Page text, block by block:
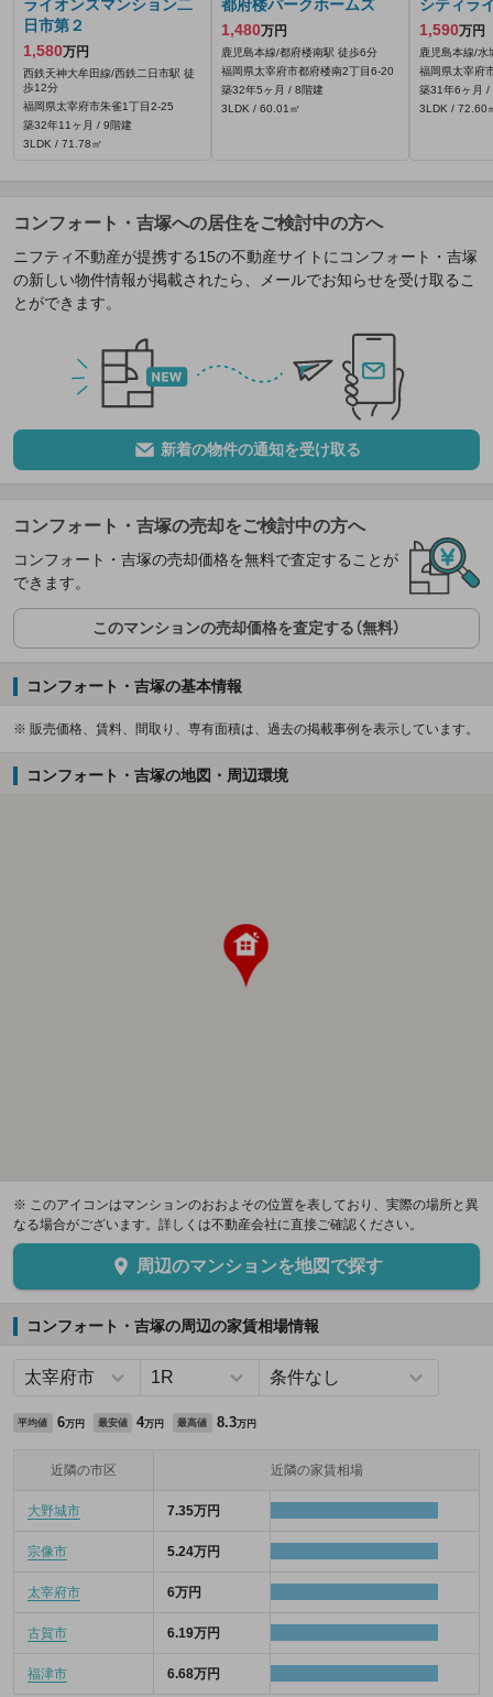
ライオンズマンション二
日市第２
1,580万円
西鉄天神大牟田線/西鉄二日市駅 徒
歩12分
福岡県太宰府市朱雀1丁目2-25
築32年11ヶ月 / 9階建
3LDK / 71.78㎡
都府楼パークホームズ
1,480万円
鹿児島本線/都府楼南駅 徒歩6分
福岡県太宰府市都府楼南2丁目6-20
築32年5ヶ月 / 8階建
3LDK / 60.01㎡
シティラ
1,590万円
鹿児島本線/水
福岡県太宰府
築31年6ヶ月 /
3LDK / 72.60
コンフォート・吉塚への居住をご検討中の方へ
ニフティ不動産が提携する15の不動産サイトにコンフォート・吉塚
の新しい物件情報が掲載されたら、メールでお知らせを受け取るこ
とができます。
新着の物件の通知を受け取る
コンフォート・吉塚の売却をご検討中の方へ
コンフォート・吉塚の売却価格を無料で査定することが
できます。
このマンションの売却価格を査定する（無料）
コンフォート・吉塚の基本情報
※ 販売価格、賃料、間取り、専有面積は、過去の掲載事例を表示しています。
コンフォート・吉塚の地図・周辺環境
※ このアイコンはマンションのおおよその位置を表しており、実際の場所と異
なる場合がございます。詳しくは不動産会社に直接ご確認ください。
周辺のマンションを地図で探す
コンフォート・吉塚の周辺の家賃相場情報
平均値 6万円 最安値 4万円 最高値 8.3万円
近隣の市区 近隣の家賃相場
大野城市 7.35万円
宗像市 5.24万円
太宰府市 6万円
古賀市 6.19万円
福津市 6.68万円